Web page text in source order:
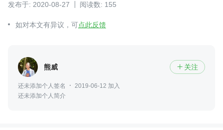
发布于: 2020-08-27 阅读数: 155
如对本文有异议，可点此反馈
熊威  关注
还未添加个人签名
2019-06-12 加入
还未添加个人简介